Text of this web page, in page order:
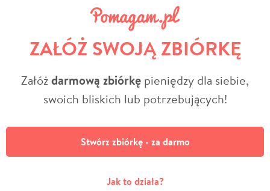
ZAŁÓŻ SWOJĄ ZBIÓRKĘ
Załóżdarmową zbiórkę pieniędzy dla siebie,
swoich bliskich lub potrzebujących!
Stwórz zbiórkę - za darmo
Jak to działa?